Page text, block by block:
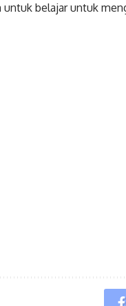
untuk belajar untuk